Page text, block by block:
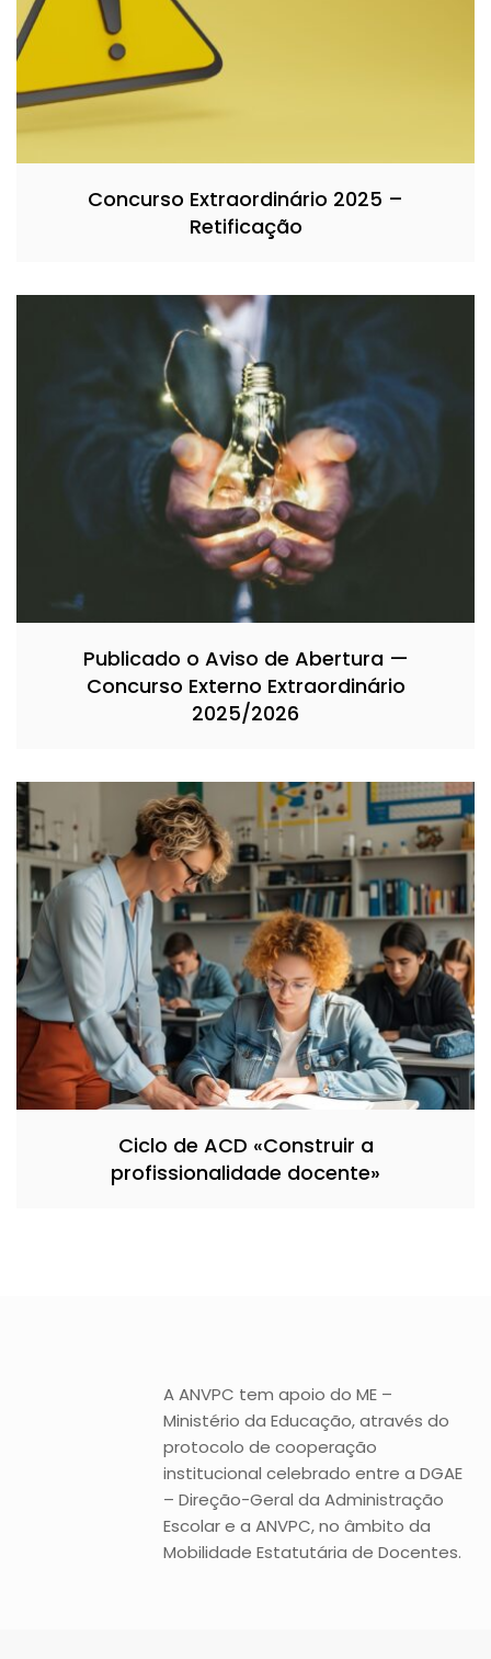
Concurso Extraordinário 2025 –
Retificação
Publicado o Aviso de Abertura —
Concurso Externo Extraordinário
2025/2026
Ciclo de ACD «Construir a
profissionalidade docente»
A ANVPC tem apoio do ME –
Ministério da Educação, através do
protocolo de cooperação
institucional celebrado entre a DGAE
– Direção-Geral da Administração
Escolar e a ANVPC, no âmbito da
Mobilidade Estatutária de Docentes.